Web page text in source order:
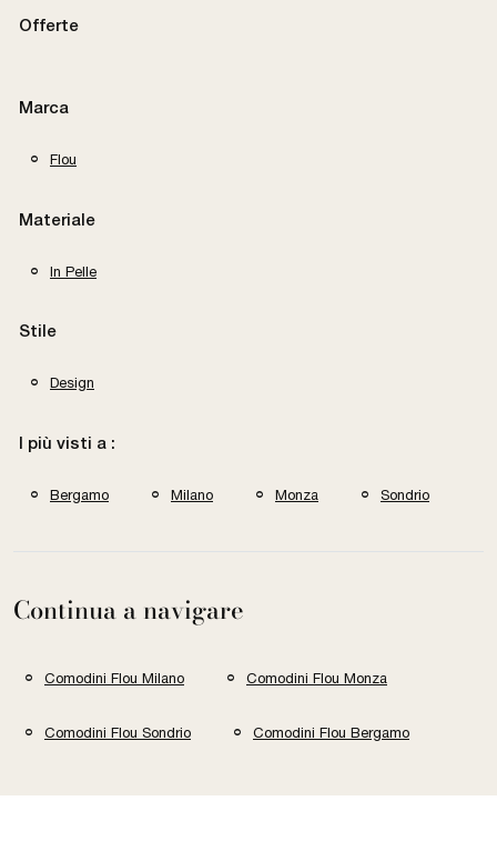
Offerte
Marca
Flou
Materiale
In Pelle
Stile
Design
I più visti a :
Bergamo Milano Monza Sondrio
Continua a navigare
Comodini Flou Milano Comodini Flou Monza
Comodini Flou Sondrio Comodini Flou Bergamo